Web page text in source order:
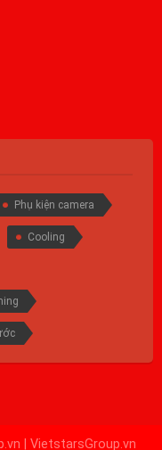
Phụ kiện camera
Cooling
VietstarsGroup.vn